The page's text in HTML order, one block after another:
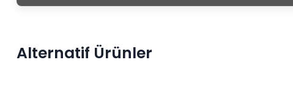
Alternatif Ürünler